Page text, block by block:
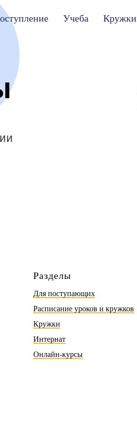
Учеба Кружки
Разделы
Для поступающих
Расписание уроков и кружков
Кружки
Интернат
Онлайн-курсы